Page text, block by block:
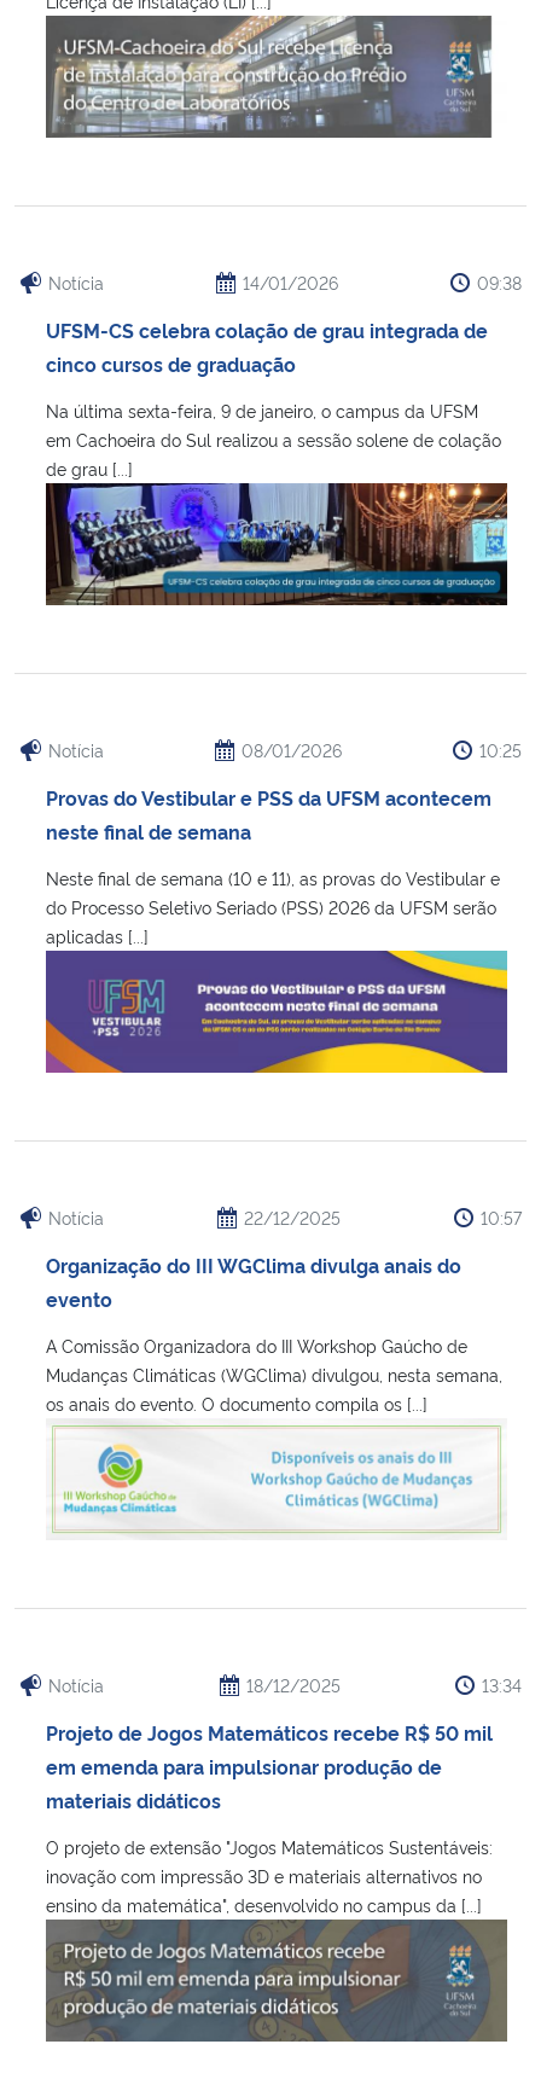
Notícia 14/01/2026 09:38
UFSM-CS celebra colação de grau integrada de
cinco cursos de graduação
Na última sexta-feira, 9 de janeiro, o campus da UFSM
em Cachoeira do Sul realizou a sessão solene de colação
de grau [...]
Notícia 08/01/2026 10:25
Provas do Vestibular e PSS da UFSM acontecem
neste final de semana
Neste final de semana (10 e 11), as provas do Vestibular e
do Processo Seletivo Seriado (PSS) 2026 da UFSM serão
aplicadas [...]
Notícia 22/12/2025 10:57
Organização do III WGClima divulga anais do
evento
A Comissão Organizadora do III Workshop Gaúcho de
Mudanças Climáticas (WGClima) divulgou, nesta semana,
os anais do evento. O documento compila os [...]
Notícia 18/12/2025 13:34
Projeto de Jogos Matemáticos recebe R$ 50 mil
em emenda para impulsionar produção de
materiais didáticos
O projeto de extensão "Jogos Matemáticos Sustentáveis:
inovação com impressão 3D e materiais alternativos no
ensino da matemática", desenvolvido no campus da [...]